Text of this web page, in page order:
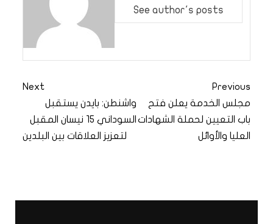
See author's posts
Previous
مجلس الخدمة يعلن فتح
باب التعيين لحملة الشهادات
العليا والأوائل
Next
واشنطن: بايدن يستقبل
السوداني 15 نيسان المقبل
لتعزيز العلاقات بين البلدين